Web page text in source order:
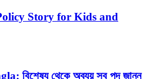
Story for Kids and
বিশেষ্য থেকে অব্যয় সব পদ জানুন